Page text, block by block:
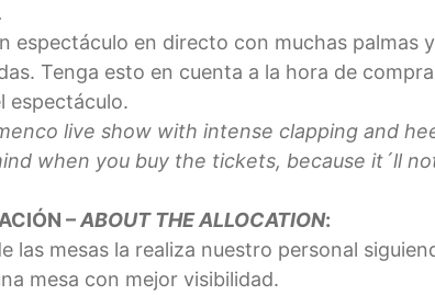
espectáculo en directo con muchas palmas
Tenga esto en cuenta a la hora de
espectáculo.
live show with intense clapping and
when you buy the tickets, because it´ll
–ABOUT THE ALLOCATION:
las mesas la realiza nuestro personal
mesa con mejor visibilidad.